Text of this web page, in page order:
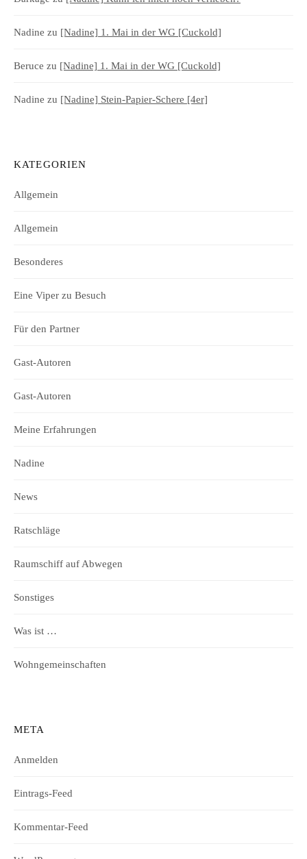
Nadine zu [Nadine] 1. Mai in der WG [Cuckold]
Beruce zu [Nadine] 1. Mai in der WG [Cuckold]
Nadine zu [Nadine] Stein-Papier-Schere [4er]
KATEGORIEN
Allgemein
Allgemein
Besonderes
Eine Viper zu Besuch
Für den Partner
Gast-Autoren
Gast-Autoren
Meine Erfahrungen
Nadine
News
Ratschläge
Raumschiff auf Abwegen
Sonstiges
Was ist …
Wohngemeinschaften
META
Anmelden
Eintrags-Feed
Kommentar-Feed